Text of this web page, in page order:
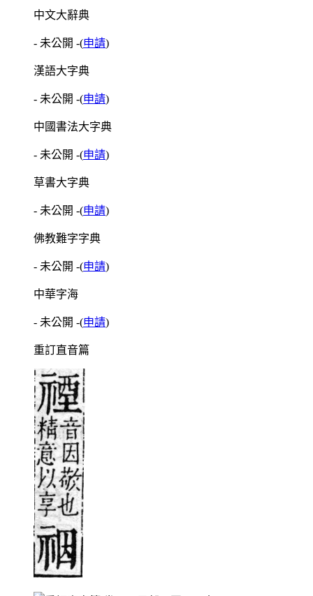
中文大辭典
- 未公開 -(申請)
漢語大字典
- 未公開 -(申請)
中國書法大字典
- 未公開 -(申請)
草書大字典
- 未公開 -(申請)
佛教難字字典
- 未公開 -(申請)
中華字海
- 未公開 -(申請)
重訂直音篇